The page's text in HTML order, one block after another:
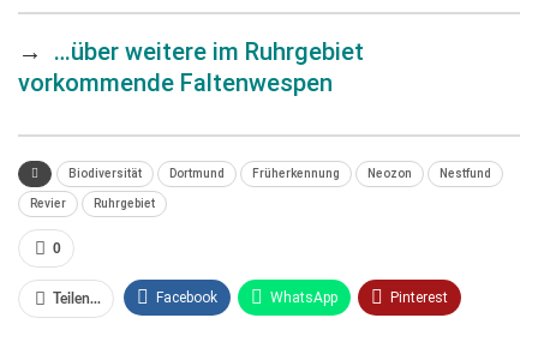
→ …über weitere im Ruhrgebiet
vorkommende Faltenwespen
Biodiversität Dortmund Früherkennung Neozon Nestfund
Revier Ruhrgebiet
0
Teilen... Facebook WhatsApp Pinterest